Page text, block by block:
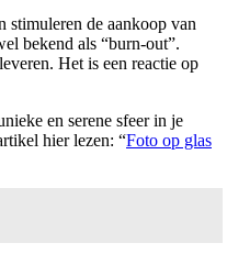
stimuleren de aankoop van
bekend als “burn-out”.
Het is een reactie op
en serene sfeer in je
hier lezen: “Foto op glas